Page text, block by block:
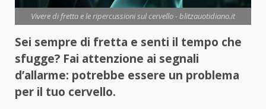
Vivere di fretta e le ripercussioni sul cervello - blitzauotidiano.it
Sei sempre di fretta e senti il tempo che
sfugge? Fai attenzione ai segnali
d’allarme: potrebbe essere un problema
per il tuo cervello.